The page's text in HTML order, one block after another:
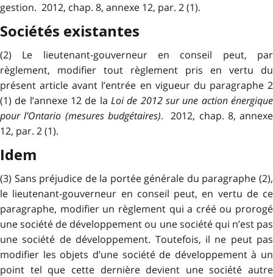
gestion. 2012, chap. 8, annexe 12, par. 2 (1).
Sociétés existantes
(2) Le lieutenant-gouverneur en conseil peut, par
règlement, modifier tout règlement pris en vertu du
présent article avant l’entrée en vigueur du paragraphe 2
(1) de l’annexe 12 de la Loi de 2012 sur une action énergique
pour l’Ontario (mesures budgétaires). 2012, chap. 8, annexe
12, par. 2 (1).
Idem
(3) Sans préjudice de la portée générale du paragraphe (2),
le lieutenant-gouverneur en conseil peut, en vertu de ce
paragraphe, modifier un règlement qui a créé ou prorogé
une société de développement ou une société qui n’est pas
une société de développement. Toutefois, il ne peut pas
modifier les objets d’une société de développement à un
point tel que cette dernière devient une société autre